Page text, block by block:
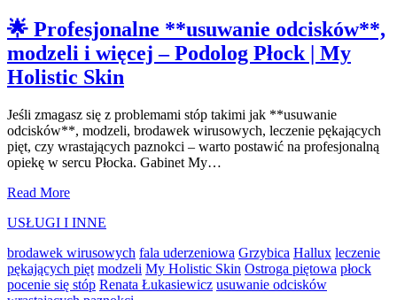
🌟 Profesjonalne **usuwanie odcisków**,
modzeli i więcej – Podolog Płock | My
Holistic Skin
Jeśli zmagasz się z problemami stóp takimi jak **usuwanie
odcisków**, modzeli, brodawek wirusowych, leczenie pękających
pięt, czy wrastających paznokci – warto postawić na profesjonalną
opiekę w sercu Płocka. Gabinet My…
Read More🌟
**usuwanie
modzeli
i
więcej
USŁUGI I INNE
brodawek wirusowych fala uderzeniowa Grzybica Hallux leczenie
pękających pięt modzeli My Holistic Skin Ostroga piętowa płock
pocenie się stóp Renata Łukasiewicz usuwanie odcisków